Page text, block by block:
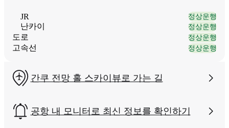
JR 정상운행
난카이 정상운행
도로​ 정상운행
고속선 정상운행
간쿠 전망 홀 스카이뷰로 가는 길
공항 내 모니터로 최신 정보를 확인하기